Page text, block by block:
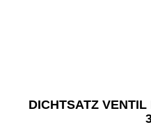
DICHTSATZ